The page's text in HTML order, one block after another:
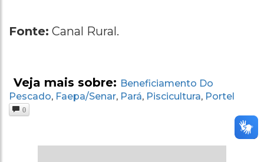
Fonte: Canal Rural.
Veja mais sobre: Beneficiamento Do
Pescado, Faepa/senar, Pará, Piscicultura, Portel
0